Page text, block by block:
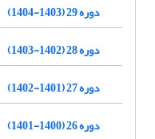
دوره 29 (1403-1404)
دوره 28 (1402-1403)
دوره 27 (1401-1402)
دوره 26 (1400-1401)